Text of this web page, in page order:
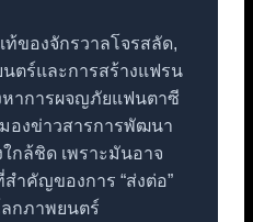
ของจักรวาลโจรสลัด,
ตร์และการสร้างแฟรน
าการผจญภัยแฟนตาซี
องข่าวสารการพัฒนา
กล้ชิด เพราะมันอาจ
ำคัญของการ “ส่งต่อ”
กภาพยนตร์